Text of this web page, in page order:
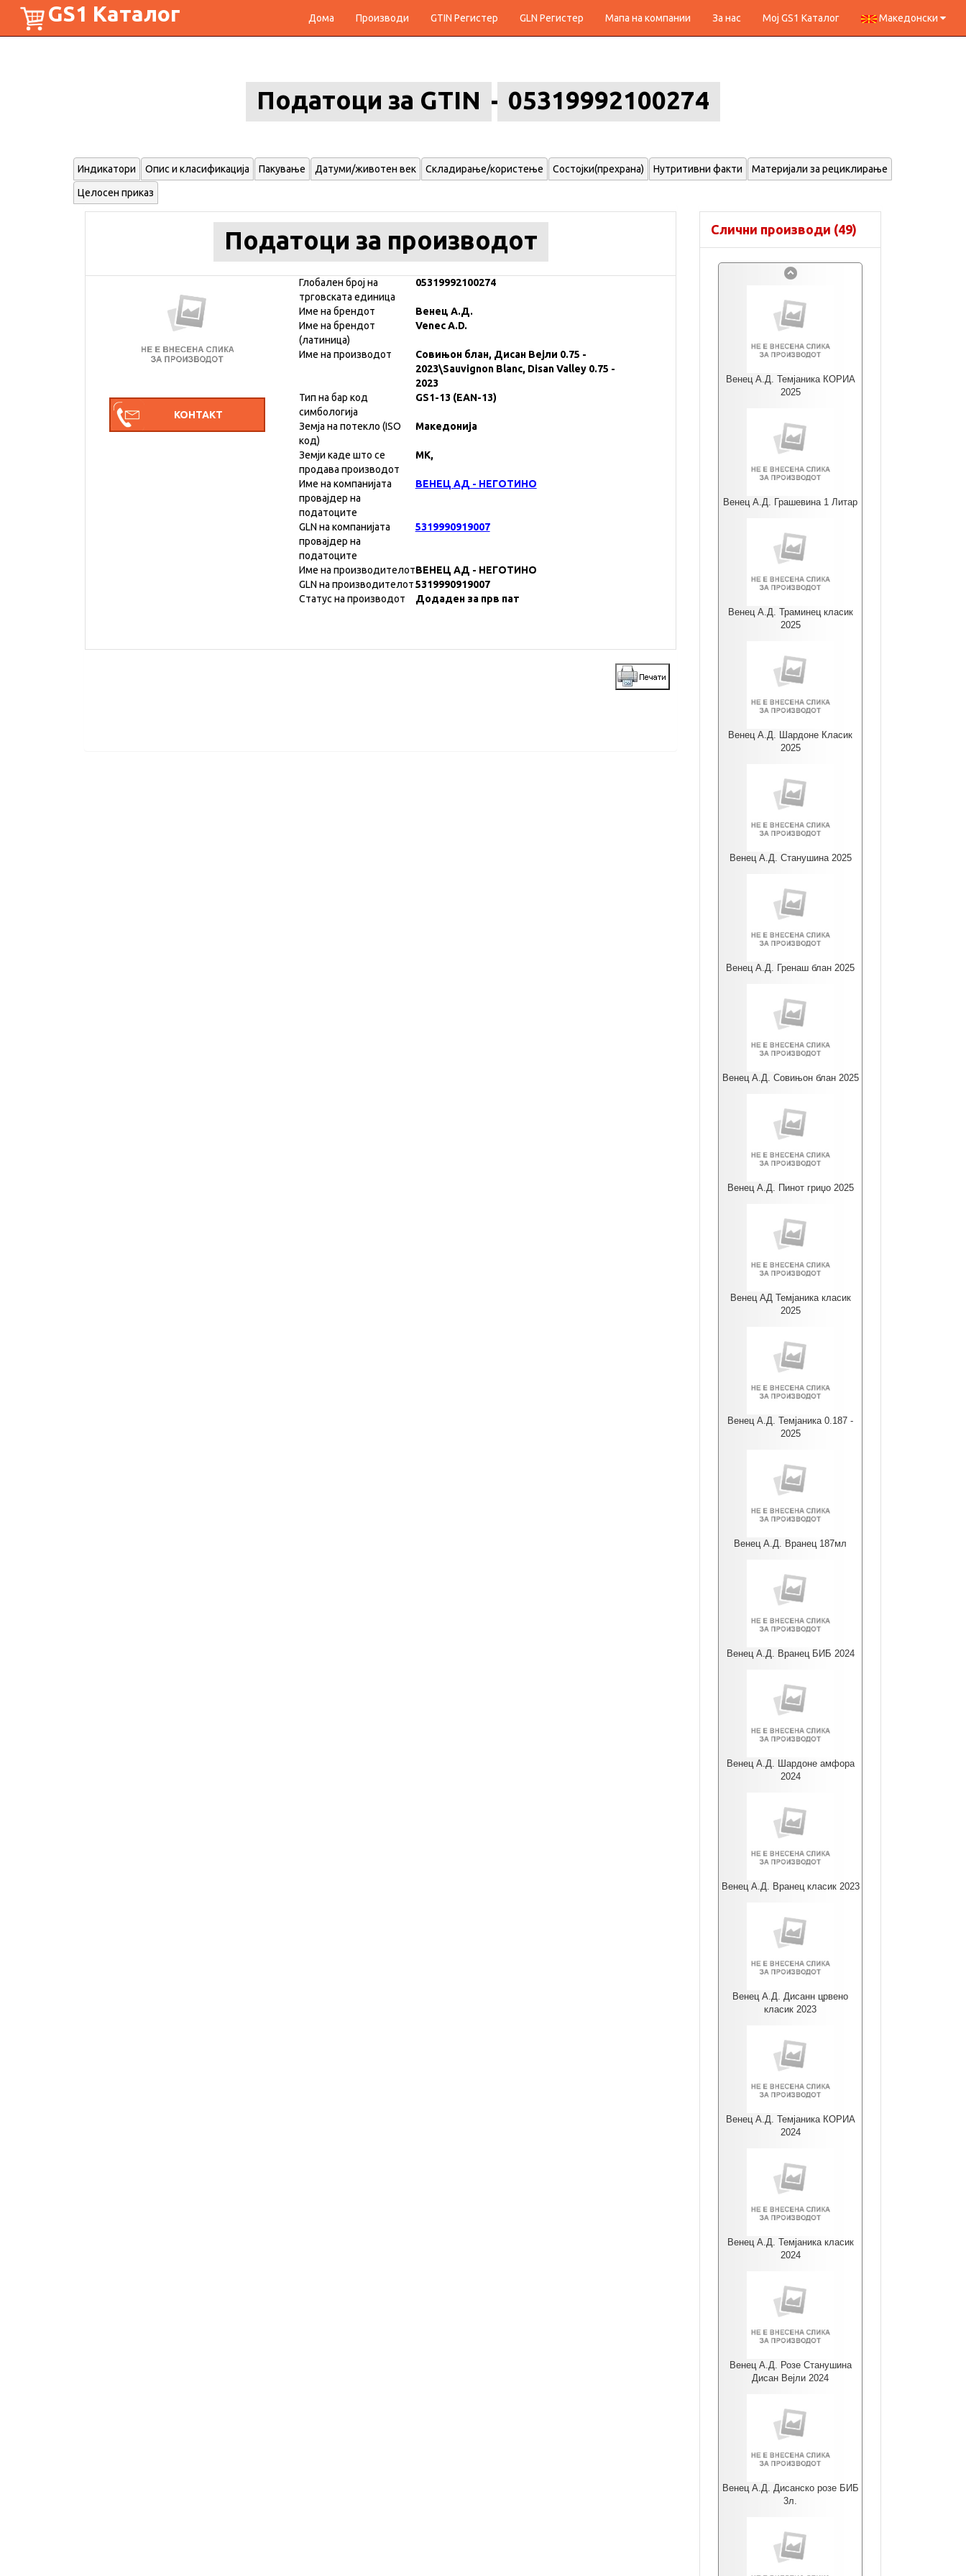
GS1 Каталог Дома Производи GTIN Регистер GLN Регистер Мапа на компании За нас Мој GS1 Каталог Македонски
Податоци за GTIN 05319992100274
Индикатори Опис и класификација Пакување Датуми/животен век Складирање/користење Состојки(прехрана) Нутритивни факти Материјали за рециклирање
Целосен приказ
Податоци за производот
Глобален број на
трговската единица
05319992100274
Име на брендот
Венец А.Д.
Име на брендот
(латиница)
Venec A.D.
Име на производот
Совињон блан, Дисан Вејли 0.75 -
2023\Sauvignon Blanc, Disan Valley 0.75 -
2023
Тип на бар код
симбологија
GS1-13 (EAN-13)
Земја на потекло (ISO
код)
Македонија
Земји каде што се
продава производот
MK,
Име на компанијата
провајдер на
податоците
ВЕНЕЦ АД - НЕГОТИНО
GLN на компанијата
провајдер на
податоците
5319990919007
Име на производителотВЕНЕЦ АД - НЕГОТИНО
GLN на производителот5319990919007
Статус на производот
Додаден за прв пат
Слични производи (49)
Венец А.Д. Темјаника КОРИА
2025
Венец А.Д. Грашевина 1 Литар
Венец А.Д. Траминец класик
2025
Венец А.Д. Шардоне Класик
2025
Венец А.Д. Станушина 2025
Венец А.Д. Гренаш блан 2025
Венец А.Д. Совињон блан 2025
Венец А.Д. Пинот гриџо 2025
Венец АД Темјаника класик
2025
Венец А.Д. Темјаника 0.187 -
2025
Венец А.Д. Вранец 187мл
Венец А.Д. Вранец БИБ 2024
Венец А.Д. Шардоне амфора
2024
Венец А.Д. Вранец класик 2023
Венец А.Д. Дисанн црвено
класик 2023
Венец А.Д. Темјаника КОРИА
2024
Венец А.Д. Темјаника класик
2024
Венец А.Д. Розе Станушина
Дисан Вејли 2024
Венец А.Д. Дисанско розе БИБ
3л.